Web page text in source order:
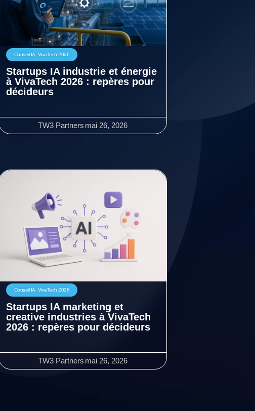
Conseil IA, VivaTech 2026
Startups IA industrie et énergie
à VivaTech 2026 : repères pour
décideurs
TW3 Partners mai 26, 2026
Conseil IA, VivaTech 2026
Startups IA marketing et
creative industries à VivaTech
2026 : repères pour décideurs
TW3 Partners mai 26, 2026